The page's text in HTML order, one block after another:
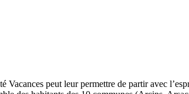
Vacances peut leur permettre de partir avec